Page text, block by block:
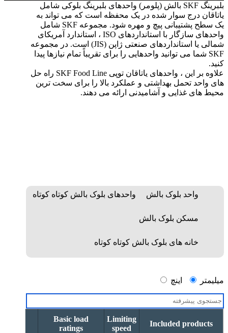
بلبرینگ SKF بالش (پلومر) واحدهای بلبرینگ بلوکی شامل
یاتاقان درج سوار شده در یک محفظه است که می تواند به
یک سطح پشتیبانی پیچ و مهره شود. مجموعه SKF شامل
واحدهای سازگار با استانداردهای ISO ، استاندارد آمریکای
شمالی یا استانداردهای صنعتی ژاپن (JIS) است. در مجموعه
SKF شما می توانید واحدهایی را برای تقریباً تمام نیازها پیدا
کنید.
علاوه بر این ، واحدهای یاتاقان توپی SKF Food Line راه حل
های واحد تحمل بهداشتی و عملکرد بالا را برای سخت ترین
محیط های غذایی و آشامیدنی ارائه می دهند.
واحد بلوک بالش واحدهای بلوک بالش کوتاه کوتاه
مسکن بلوک بالش
خانه های بلوک بالش کوتاه کوتاه
میلیمتر اینچ
Basic load
ratings
Limiting
speed
Included products